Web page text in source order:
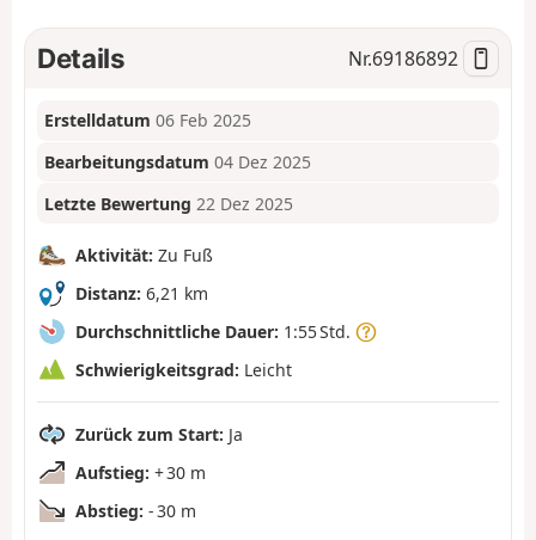
Details Nr.69186892
Erstelldatum 06 Feb 2025
Bearbeitungsdatum 04 Dez 2025
Letzte Bewertung 22 Dez 2025
Aktivität: Zu Fuß
Distanz: 6,21 km
Durchschnittliche Dauer: 1:55 Std.
Schwierigkeitsgrad: Leicht
Zurück zum Start: Ja
Aufstieg: + 30 m
Abstieg: - 30 m